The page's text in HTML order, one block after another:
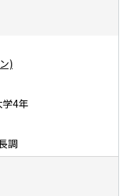
)
4年
調